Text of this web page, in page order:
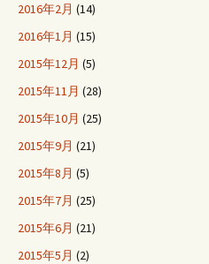
2016年2月 (14)
2016年1月 (15)
2015年12月 (5)
2015年11月 (28)
2015年10月 (25)
2015年9月 (21)
2015年8月 (5)
2015年7月 (25)
2015年6月 (21)
2015年5月 (2)